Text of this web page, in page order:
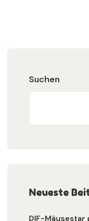
Suchen
Neueste
DIF-Mäusestar